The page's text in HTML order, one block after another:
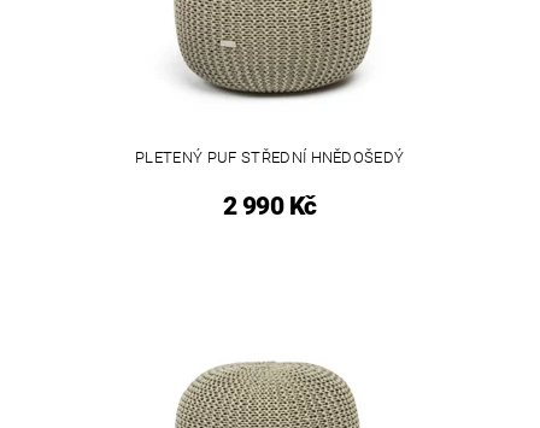
PLETENÝ PUF STŘEDNÍ HNĚDOŠEDÝ
2 990 Kč